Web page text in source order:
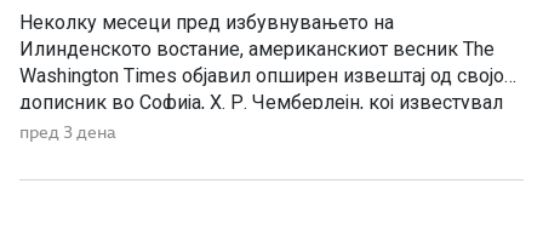
Неколку месеци пред избувнувањето на
Илинденското востание, американскиот весник The
Washington Times објавил опширен извештај од својот
дописник во Софија, Х. Р. Чемберлејн, кој известувал
за политичката состојба на Балканот, македонското
настаните во Македонија. Написот е објавен на 26
пред 3 дена